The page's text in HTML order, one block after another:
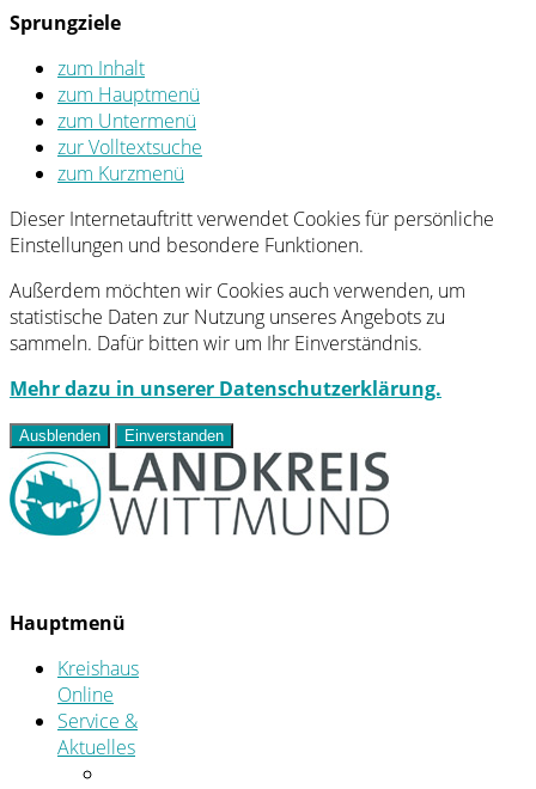
Sprungziele
zum Inhalt
zum Hauptmenü
zum Untermenü
zur Volltextsuche
zum Kurzmenü
Dieser Internetauftritt verwendet Cookies für persönliche
Einstellungen und besondere Funktionen.
Außerdem möchten wir Cookies auch verwenden, um
statistische Daten zur Nutzung unseres Angebots zu
sammeln. Dafür bitten wir um Ihr Einverständnis.
Mehr dazu in unserer Datenschutzerklärung.
Ausblenden Einverstanden
Hauptmenü
Kreishaus
Online
Service &
Aktuelles